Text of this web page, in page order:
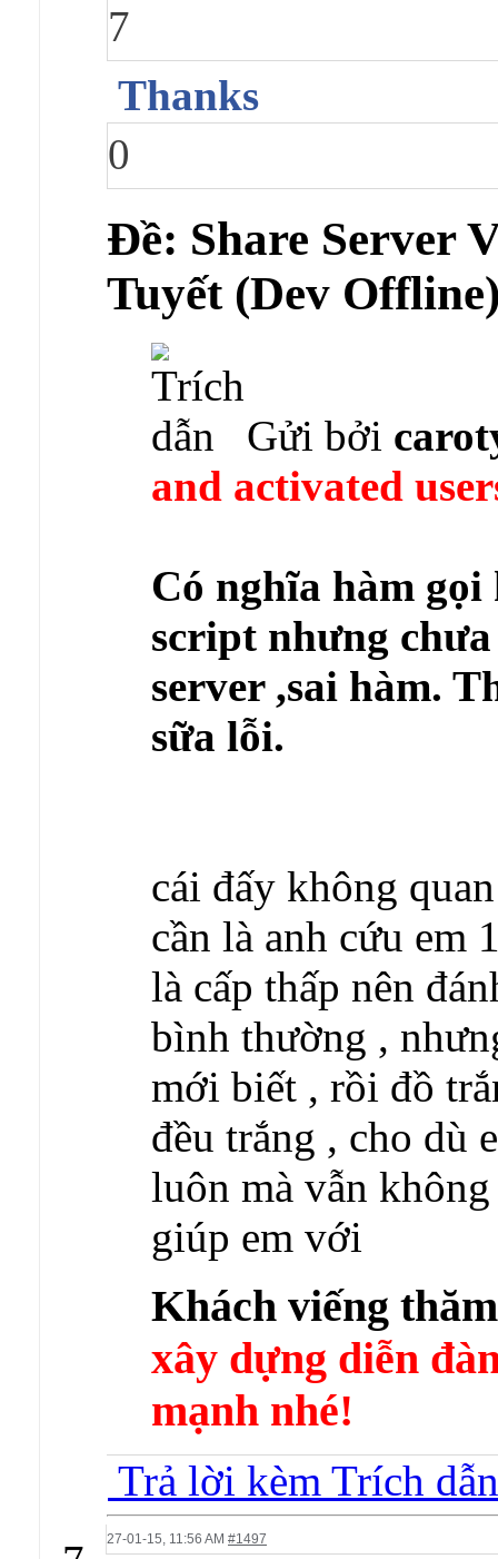
7
Thanks
0
Ðề: Share Server
Tuyết (Dev
Gửi bởi
and activated
Có nghĩa hàm
script nhưng
server ,sai hàm.
sữa lỗi.
cái đấy không
cần là anh cứu em
là cấp thấp nên
bình thường ,
mới biết , rồi đồ
đều trắng , cho dù
luôn mà vẫn
giúp em với
Khách viếng
xây dựng diễn
mạnh nhé!
Trả lời kèm Trích dẫn
27-01-15, 11:56 AM #1497